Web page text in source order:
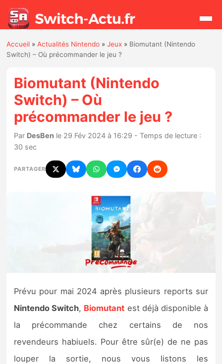
Actualités
Jeux
Hardware
Mises à jour
Nintendo Direct
Tests et previews
Tests de jeux
Tests d’accessoires
Autres tests
Accueil »Actualités Nintendo »Jeux » Biomutant (Nintendo
Switch) – Où précommander le jeu ?
Biomutant (Nintendo
Switch) – Où
précommander le jeu ?
Par DesBen le 29 Fév 2024 à 16:29 - Temps de lecture :
30 sec
PARTAGER
Prévu pour mai 2024 après plusieurs reports sur
Nintendo Switch, Biomutant est déjà disponible à
la précommande chez certains de nos
revendeurs habiuels. Pour être sûr(e) de ne pas
louper la sortie, nous vous listons les